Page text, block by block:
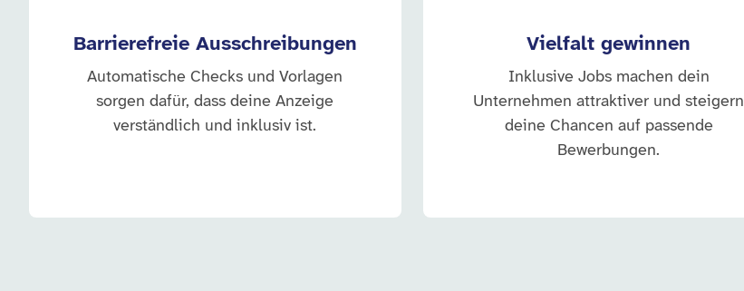
Barrierefreie Ausschreibungen
Automatische Checks und Vorlagen
sorgen dafür, dass deine Anzeige
verständlich und inklusiv ist.
Vielfalt gewinnen
Inklusive Jobs machen dein
Unternehmen attraktiver und steigern
deine Chancen auf passende
Bewerbungen.